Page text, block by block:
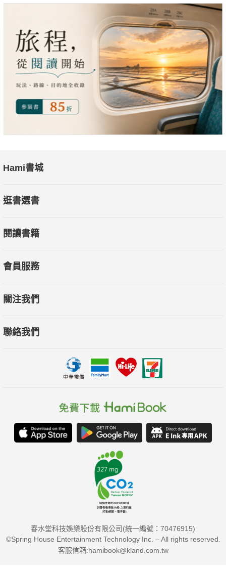
Hami書城
逛書選書
閱讀書籍
會員服務
關注我們
聯絡我們
春水堂科技娛樂股份有限公司(統一編號：70476915)
©Spring House Entertainment Technology Inc. – All rights reserved.
客服信箱:hamibook@kland.com.tw